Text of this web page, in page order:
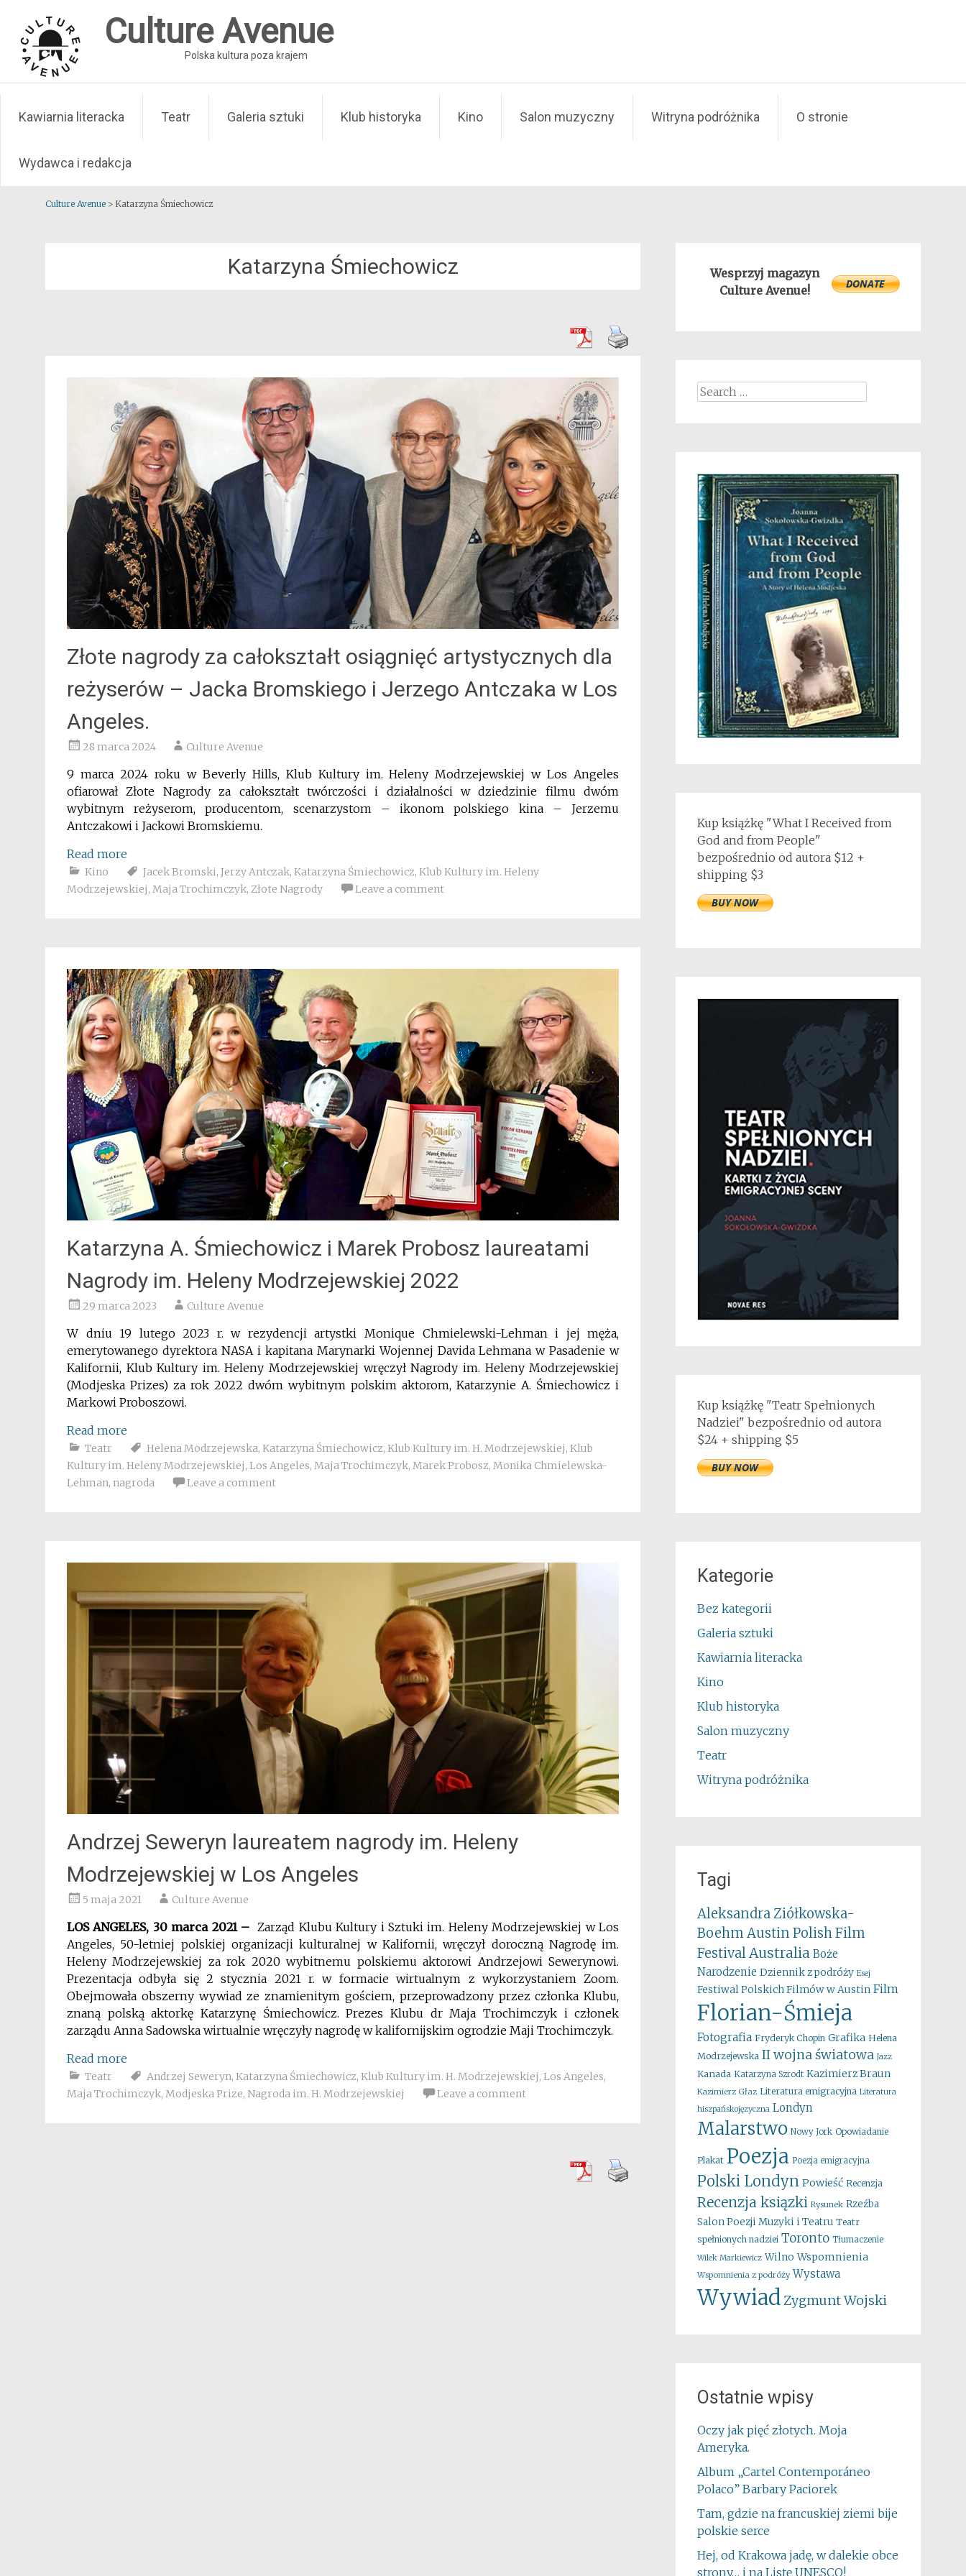
content
Culture Avenue
Polska kultura poza krajem
Kawiarnia literacka Teatr Galeria sztuki Klub historyka Kino Salon muzyczny Witryna podróżnika O stronie
Wydawca i redakcja
Culture Avenue > Katarzyna Śmiechowicz
Katarzyna Śmiechowicz
Złote nagrody za całokształt osiągnięć artystycznych dla
reżyserów – Jacka Bromskiego i Jerzego Antczaka w Los
Angeles.
28 marca 2024 Culture Avenue
9 marca 2024 roku w Beverly Hills, Klub Kultury im. Heleny Modrzejewskiej w Los Angeles
ofiarował Złote Nagrody za całokształt twórczości i działalności w dziedzinie filmu dwóm
wybitnym reżyserom, producentom, scenarzystom – ikonom polskiego kina – Jerzemu
Antczakowi i Jackowi Bromskiemu.
Read more
Kino Jacek Bromski, Jerzy Antczak, Katarzyna Śmiechowicz, Klub Kultury im. Heleny
Modrzejewskiej, Maja Trochimczyk, Złote Nagrody Leave a comment
Katarzyna A. Śmiechowicz i Marek Probosz laureatami
Nagrody im. Heleny Modrzejewskiej 2022
29 marca 2023 Culture Avenue
W dniu 19 lutego 2023 r. w rezydencji artystki Monique Chmielewski-Lehman i jej męża,
emerytowanego dyrektora NASA i kapitana Marynarki Wojennej Davida Lehmana w Pasadenie w
Kalifornii, Klub Kultury im. Heleny Modrzejewskiej wręczył Nagrody im. Heleny Modrzejewskiej
(Modjeska Prizes) za rok 2022 dwóm wybitnym polskim aktorom, Katarzynie A. Śmiechowicz i
Markowi Proboszowi.
Read more
Teatr Helena Modrzejewska, Katarzyna Śmiechowicz, Klub Kultury im. H. Modrzejewskiej, Klub
Kultury im. Heleny Modrzejewskiej, Los Angeles, Maja Trochimczyk, Marek Probosz, Monika Chmielewska-
Lehman, nagroda Leave a comment
Andrzej Seweryn laureatem nagrody im. Heleny
Modrzejewskiej w Los Angeles
5 maja 2021 Culture Avenue
LOS ANGELES, 30 marca 2021 –Zarząd Klubu Kultury i Sztuki im. Heleny Modrzejewskiej w Los
Angeles, 50-letniej polskiej organizacji kulturalnej w Kalifornii, wręczył doroczną Nagrodę im.
Heleny Modrzejewskiej za rok 2020 wybitnemu polskiemu aktorowi Andrzejowi Sewerynowi.
Prezentacja odbyła się 2 stycznia 2021 r. w formacie wirtualnym z wykorzystaniem Zoom.
Obejmowała obszerny wywiad ze znamienitym gościem, przeprowadzony przez członka Klubu,
znaną polską aktorkę Katarzynę Śmiechowicz. Prezes Klubu dr Maja Trochimczyk i członek
zarządu Anna Sadowska wirtualnie wręczyły nagrodę w kalifornijskim ogrodzie Maji Trochimczyk.
Read more
Teatr Andrzej Seweryn, Katarzyna Śmiechowicz, Klub Kultury im. H. Modrzejewskiej, Los Angeles,
Maja Trochimczyk, Modjeska Prize, Nagroda im. H. Modrzejewskiej Leave a comment
Wesprzyj magazyn
Culture Avenue!
Search
Kup książkę "What I Received from
God and from People"
bezpośrednio od autora $12 +
shipping $3
Kup książkę "Teatr Spełnionych
Nadziei" bezpośrednio od autora
$24 + shipping $5
Kategorie
Bez kategorii
Galeria sztuki
Kawiarnia literacka
Kino
Klub historyka
Salon muzyczny
Teatr
Witryna podróżnika
Tagi
Aleksandra Ziółkowska-
Boehm Austin Polish Film
FestivalAustralia Boże
Narodzenie Dziennik z podróży Esej
Festiwal Polskich Filmów w Austin Film
Florian-Śmieja
Fotografia Fryderyk Chopin Grafika Helena
Modrzejewska II wojna światowa Jazz
Kanada Katarzyna Szrodt Kazimierz Braun
Kazimierz Głaz Literatura emigracyjna Literatura
hiszpańskojęzyczna Londyn
Malarstwo Nowy Jork Opowiadanie
Plakat Poezja Poezja emigracyjna
Polski Londyn Powieść Recenzja
Recenzja ksiązki Rysunek Rzeźba
Salon Poezji Muzyki i Teatru Teatr
spełnionych nadziei Toronto Tłumaczenie
Wilek Markiewicz Wilno Wspomnienia
Wspomnienia z podróży Wystawa
WywiadZygmunt Wojski
Ostatnie wpisy
Oczy jak pięć złotych. Moja
Ameryka.
Album „Cartel Contemporáneo
Polaco” Barbary Paciorek
Tam, gdzie na francuskiej ziemi bije
polskie serce
Hej, od Krakowa jadę, w dalekie obce
strony… i na Listę UNESCO!